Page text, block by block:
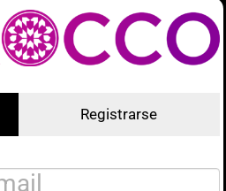
Registrarse